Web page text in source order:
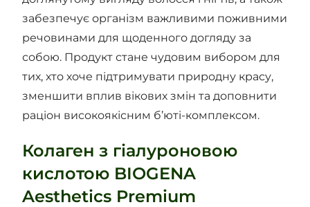
забезпечує організм важливими поживними
речовинами для щоденного догляду за
собою. Продукт стане чудовим вибором для
тих, хто хоче підтримувати природну красу,
зменшити вплив вікових змін та доповнити
раціон високоякісним б’юті-комплексом.
Колаген з гіалуроновою
кислотою BIOGENA
Aesthetics Premium